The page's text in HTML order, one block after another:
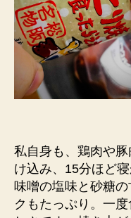
私自身も、鶏肉や
け込み、15分ほど
味噌の塩味と砂糖
クもたっぷり。一